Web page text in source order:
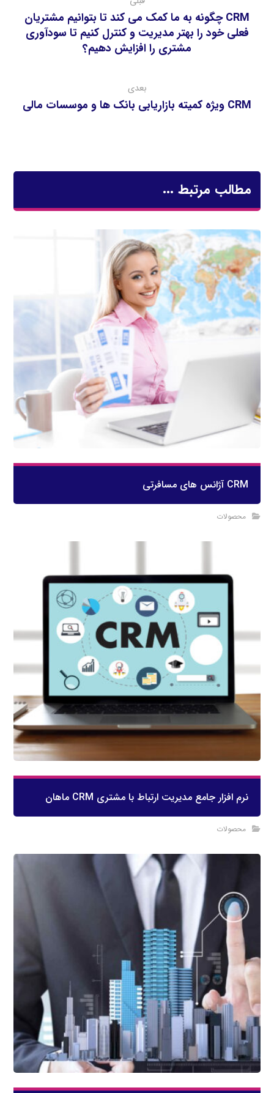
CRM چگونه به ما كمك مي كند تا بتوانيم مشتريان
فعلي خود را بهتر مديريت و كنترل كنيم تا سودآوري
مشتري را افزايش دهيم؟
بعدی
CRM ویژه کمیته بازاریابی بانک ها و موسسات مالی
مطالب مرتبط ...
CRM آژانس های مسافرتی
محصولات
نرم افزار جامع مدیریت ارتباط با مشتری CRM ماهان
محصولات